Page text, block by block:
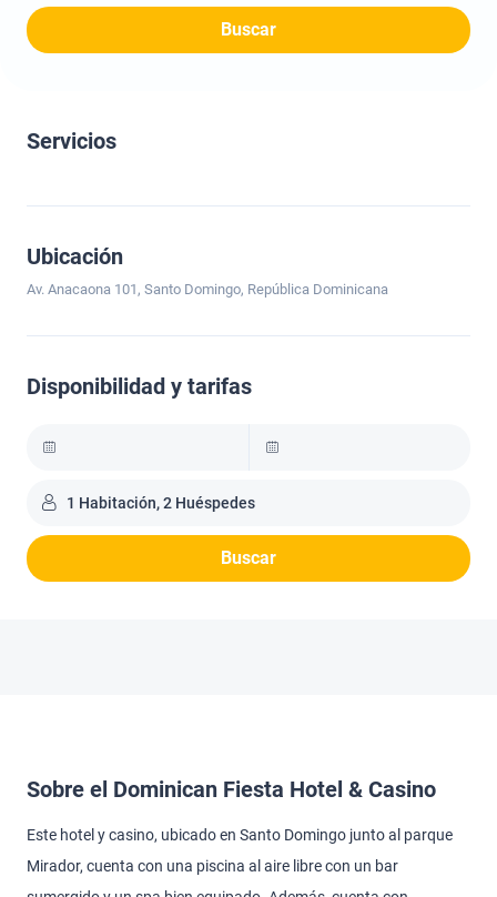
Buscar
Servicios
Ubicación
Av. Anacaona 101, Santo Domingo, República Dominicana
Disponibilidad y tarifas
1 Habitación, 2 Huéspedes
Buscar
Sobre el Dominican Fiesta Hotel & Casino
Este hotel y casino, ubicado en Santo Domingo junto al parque
Mirador, cuenta con una piscina al aire libre con un bar